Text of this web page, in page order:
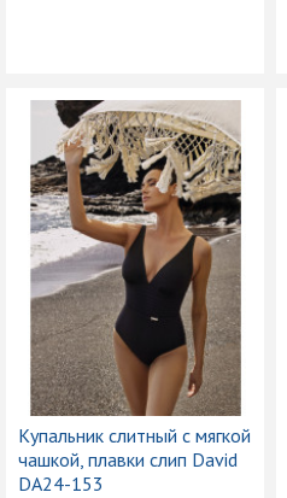
Купальник слитный с мягкой
чашкой, плавки слип David
DA24-153